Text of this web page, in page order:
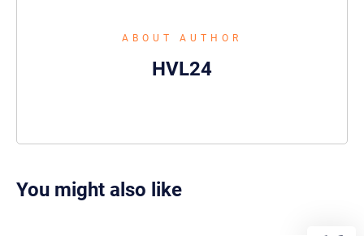
ABOUT AUTHOR
HVL24
You might also like